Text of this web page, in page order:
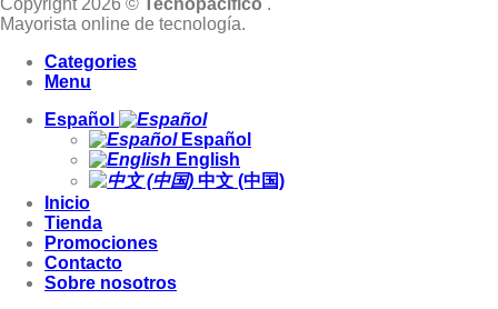
Mayorista online de tecnología.
Categories
Menu
Español
Español
English
中文 (中国)
Inicio
Tienda
Promociones
Contacto
Sobre nosotros